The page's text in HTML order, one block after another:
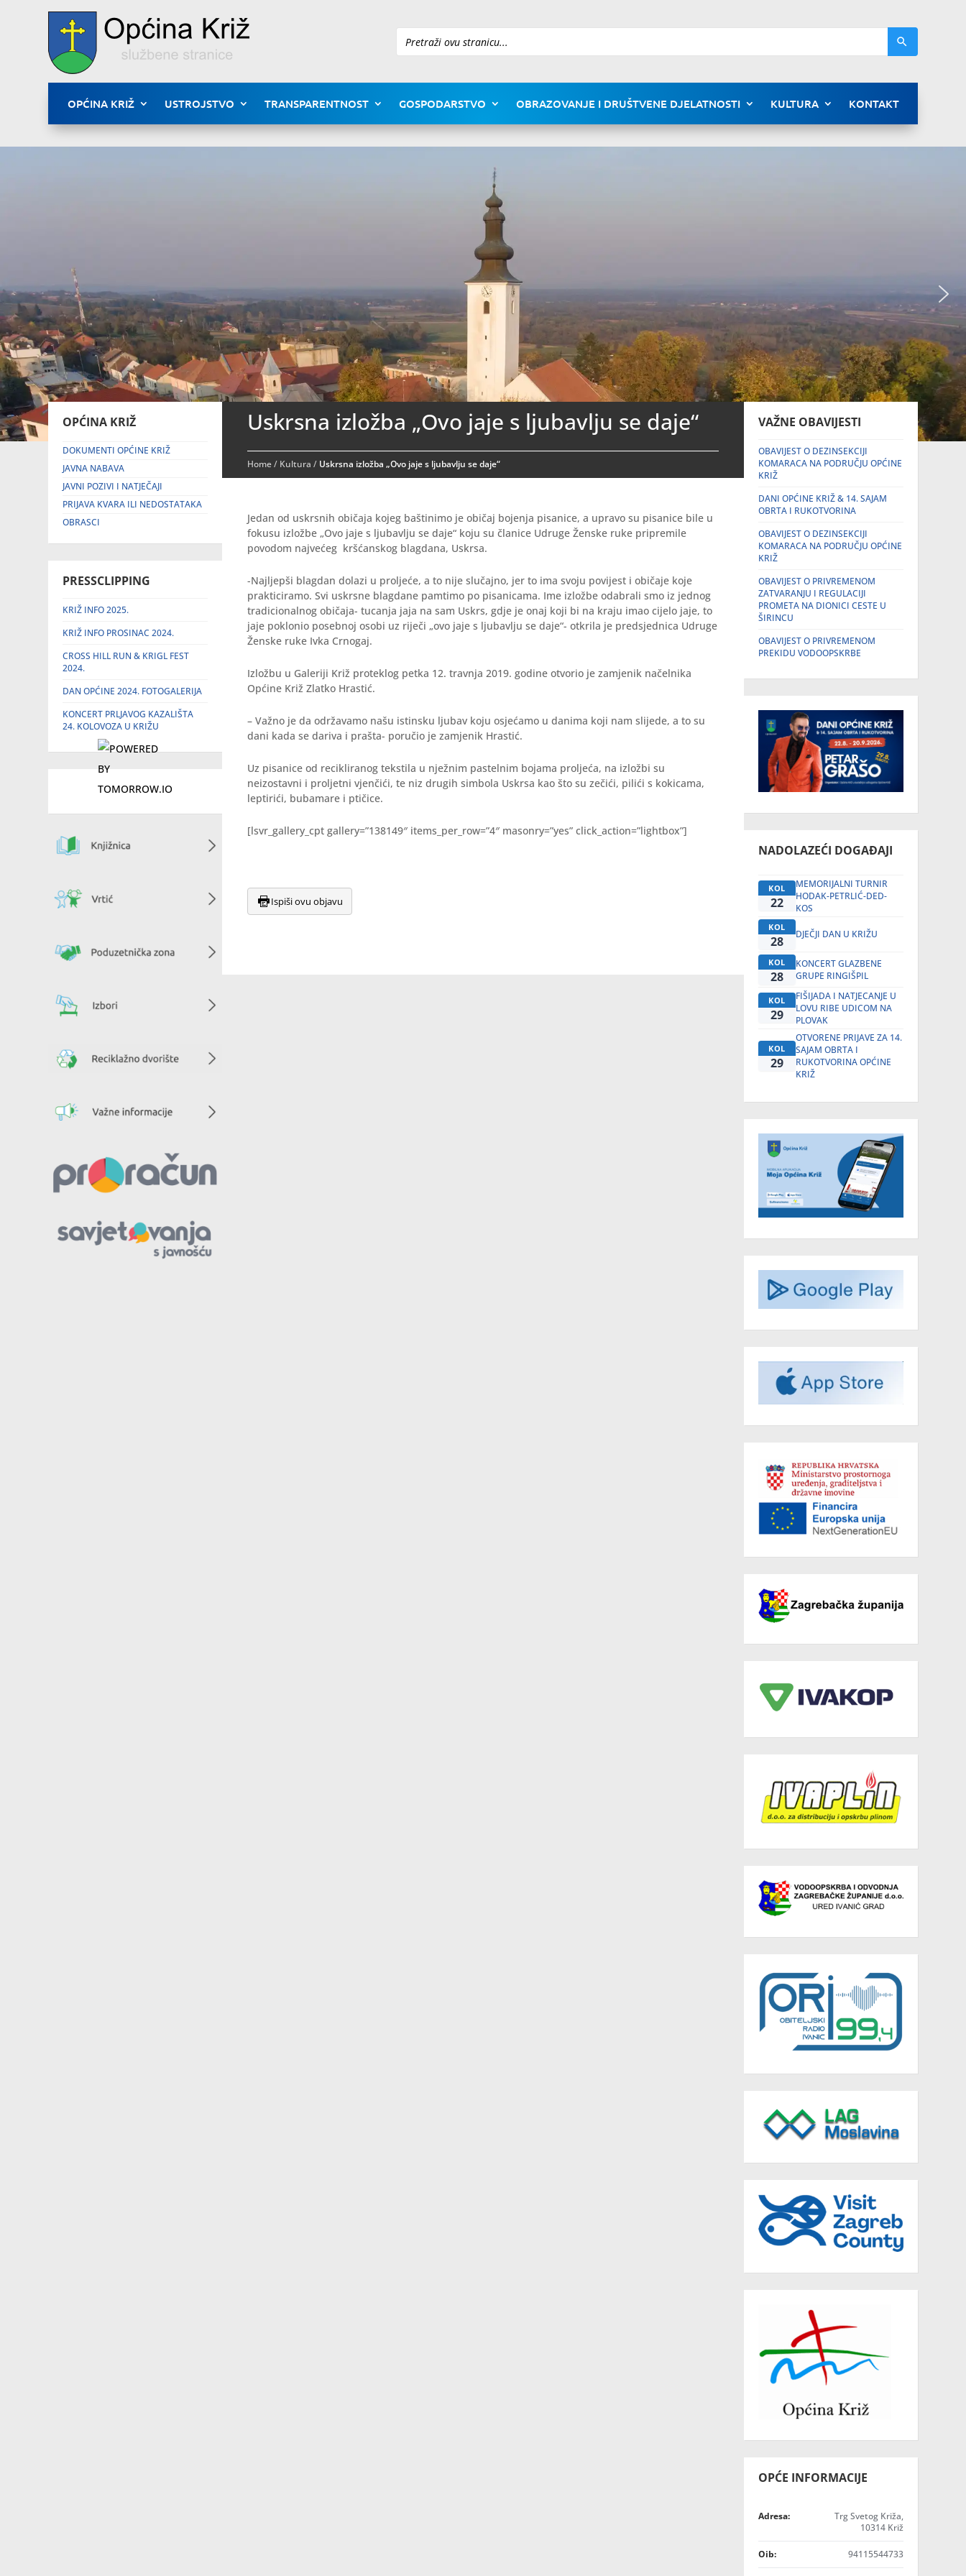
Pretraži
OPĆINA KRIŽ USTROJSTVO TRANSPARENTNOST GOSPODARSTVO OBRAZOVANJE I DRUŠTVENE DJELATNOSTI KULTURA KONTAKT
OPĆINA KRIŽ
DOKUMENTI OPĆINE KRIŽ
JAVNA NABAVA
JAVNI POZIVI I NATJEČAJI
PRIJAVA KVARA ILI NEDOSTATAKA
OBRASCI
PRESSCLIPPING
KRIŽ INFO 2025.
KRIŽ INFO PROSINAC 2024.
CROSS HILL RUN & KRIGL FEST
2024.
DAN OPĆINE 2024. FOTOGALERIJA
KONCERT PRLJAVOG KAZALIŠTA
24. KOLOVOZA U KRIŽU
Uskrsna izložba „Ovo jaje s ljubavlju se daje“
Home/ Kultura / Uskrsna izložba „Ovo jaje s ljubavlju se daje“
Jedan od uskrsnih običaja kojeg baštinimo je običaj bojenja pisanice, a upravo su pisanice bile u
fokusu izložbe „Ovo jaje s ljubavlju se daje“ koju su članice Udruge Ženske ruke pripremile
povodom najvećeg kršćanskog blagdana, Uskrsa.
-Najljepši blagdan dolazi u proljeće, a to nije slučajno, jer to ima svoju povijest i običaje koje
prakticiramo. Svi uskrsne blagdane pamtimo po pisanicama. Ime izložbe odabrali smo iz jednog
tradicionalnog običaja- tucanja jaja na sam Uskrs, gdje je onaj koji bi na kraju imao cijelo jaje, to
jaje poklonio posebnoj osobi uz riječi „ovo jaje s ljubavlju se daje“- otkrila je predsjednica Udruge
Ženske ruke Ivka Crnogaj.
Izložbu u Galeriji Križ proteklog petka 12. travnja 2019. godine otvorio je zamjenik načelnika
Općine Križ Zlatko Hrastić.
– Važno je da održavamo našu istinsku ljubav koju osjećamo u danima koji nam slijede, a to su
dani kada se dariva i prašta- poručio je zamjenik Hrastić.
Uz pisanice od recikliranog tekstila u nježnim pastelnim bojama proljeća, na izložbi su
neizostavni i proljetni vjenčići, te niz drugih simbola Uskrsa kao što su zečići, pilići s kokicama,
leptirići, bubamare i ptičice.
[lsvr_gallery_cpt gallery=”138149″ items_per_row=”4″ masonry=”yes” click_action=”lightbox”]
Ispiši ovu objavu
VAŽNE OBAVIJESTI
OBAVIJEST O DEZINSEKCIJI
KOMARACA NA PODRUČJU OPĆINE
KRIŽ
DANI OPĆINE KRIŽ & 14. SAJAM
OBRTA I RUKOTVORINA
OBAVIJEST O DEZINSEKCIJI
KOMARACA NA PODRUČJU OPĆINE
KRIŽ
OBAVIJEST O PRIVREMENOM
ZATVARANJU I REGULACIJI
PROMETA NA DIONICI CESTE U
ŠIRINCU
OBAVIJEST O PRIVREMENOM
PREKIDU VODOOPSKRBE
NADOLAZEĆI DOGAĐAJI
KOL
22
MEMORIJALNI TURNIR
HODAK-PETRLIĆ-DED-
KOS
KOL
28 DJEČJI DAN U KRIŽU
KOL
28
KONCERT GLAZBENE
GRUPE RINGIŠPIL
KOL
29
FIŠIJADA I NATJECANJE U
LOVU RIBE UDICOM NA
PLOVAK
KOL
29
OTVORENE PRIJAVE ZA 14.
SAJAM OBRTA I
RUKOTVORINA OPĆINE
KRIŽ
OPĆE INFORMACIJE
Adresa:
Trg Svetog Križa,
10314 Križ
Oib: 94115544733